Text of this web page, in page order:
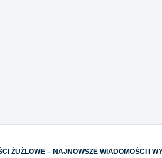
ŻUŻLOWE – NAJNOWSZE WIADOMOŚCI I